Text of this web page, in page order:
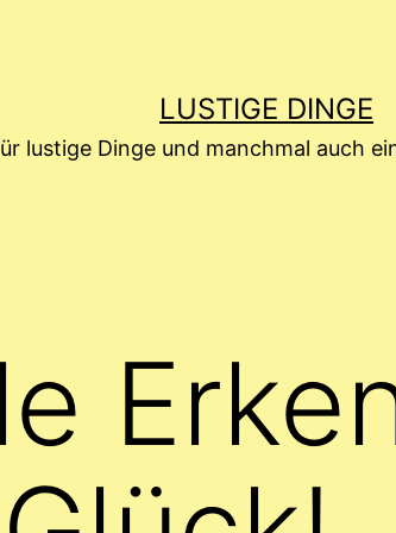
LUSTIGE DINGE
lustige Dinge und manchmal auch